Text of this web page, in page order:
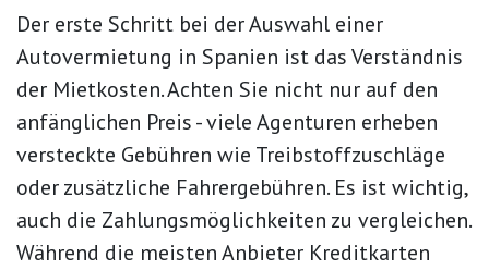
Der erste Schritt bei der Auswahl einer
Autovermietung in Spanien ist das Verständnis
der Mietkosten. Achten Sie nicht nur auf den
anfänglichen Preis - viele Agenturen erheben
versteckte Gebühren wie Treibstoffzuschläge
oder zusätzliche Fahrergebühren. Es ist wichtig,
auch die Zahlungsmöglichkeiten zu vergleichen.
Während die meisten Anbieter Kreditkarten